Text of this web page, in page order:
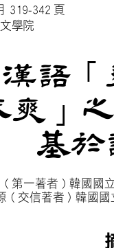
1 月 319-342
人文學院
漢｢
爽
｣
基
儀 ( 第一著
源 ( 交信著